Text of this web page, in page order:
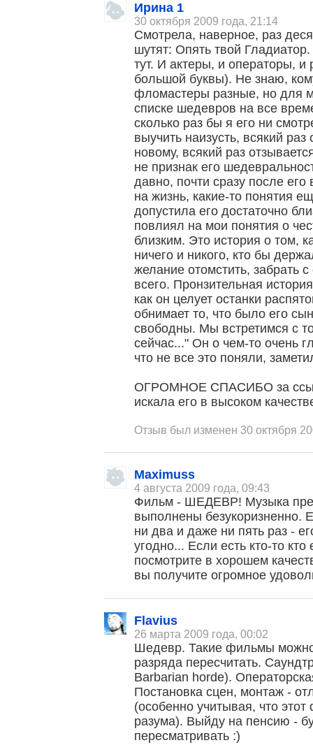
Ирина 1
30 октября 2009 года, 21:14
Смотрела, наверное, раз
шутят: Опять твой
тут. И актеры, и операторы,
большой буквы). Не знаю,
фломастеры разные, но для
списке шедевров на все
сколько раз бы я его ни
выучить наизусть, всякий
новому, всякий раз
не признак его
давно, почти сразу после
на жизнь, какие-то понятия
допустила его достаточно
повлиял на мои понятия о
близким. Это история о том,
ничего и никого, кто бы
желание отомстить, забрать
всего. Пронзительная
как он целует останки
обнимает то, что было его
свободны. Мы встретимся с
сейчас..." Он о чем-то очень
что не все это поняли,
ОГРОМНОЕ СПАСИБО за
искала его в высоком
Отзыв был изменен 30 октября
Maximuss
4 августа 2009 года, 09:43
Фильм - ШЕДЕВР! Музыка
выполнены безукоризненно.
ни два и даже ни пять раз -
угодно... Если есть кто-то
посмотрите в хорошем
вы получите огромное
Flavius
26 марта 2009 года, 00:02
Шедевр. Такие фильмы
разряда пересчитать.
Barbarian horde).
Постановка сцен, монтаж -
(особенно учитывая, что
разума). Выйду на пенсию -
пересматривать :)